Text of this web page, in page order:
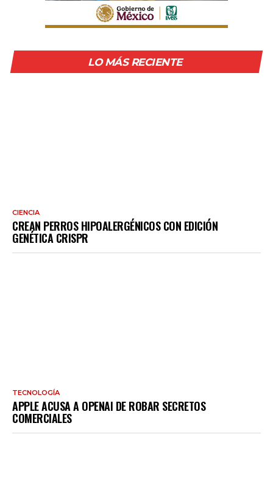
LO MÁS RECIENTE
CIENCIA
CREAN PERROS HIPOALERGÉNICOS CON EDICIÓN
GENÉTICA CRISPR
TECNOLOGÍA
APPLE ACUSA A OPENAI DE ROBAR SECRETOS
COMERCIALES